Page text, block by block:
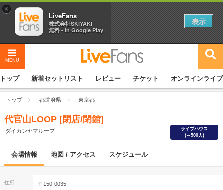
MENU
トップ 新着セットリスト レビュー チケット オンラインライブ
トップ 都道府県 東京都
代官山LOOP [閉店/閉館]
ダイカンヤマループ
ライブハウス
(～500人)
会場情報 地図 / アクセス スケジュール
住所
〒150-0035
×
LiveFans
株式会社SKIYAKI
無料 - In Google Play
表示